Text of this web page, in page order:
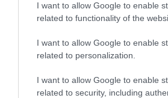
I want to allow Google to enable
related to functionality of the
I want to allow Google to enable
related to personalization.
I want to allow Google to enable
related to security, including
STRATÉGIA
HINNI